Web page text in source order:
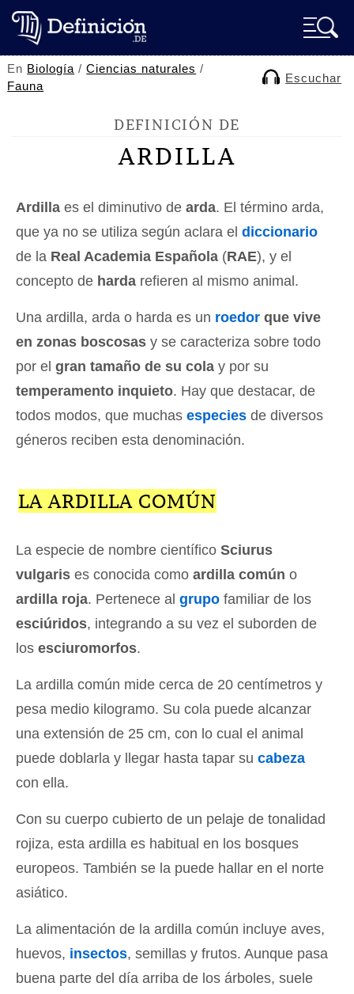
En Biología /Ciencias naturales /
Fauna
Escuchar
DEFINICIÓN DE
ARDILLA
Ardilla es el diminutivo de arda. El término arda,
que ya no se utiliza según aclara el diccionario
de la Real Academia Española (RAE), y el
concepto de harda refieren al mismo animal.
Una ardilla, arda o harda es un roedor que vive
en zonas boscosas y se caracteriza sobre todo
por el gran tamaño de su cola y por su
temperamento inquieto. Hay que destacar, de
todos modos, que muchas especies de diversos
géneros reciben esta denominación.
LA ARDILLA COMÚN
La especie de nombre científico Sciurus
vulgaris es conocida como ardilla común o
ardilla roja. Pertenece al grupo familiar de los
esciúridos, integrando a su vez el suborden de
los esciuromorfos.
La ardilla común mide cerca de 20 centímetros y
pesa medio kilogramo. Su cola puede alcanzar
una extensión de 25 cm, con lo cual el animal
puede doblarla y llegar hasta tapar su cabeza
con ella.
Con su cuerpo cubierto de un pelaje de tonalidad
rojiza, esta ardilla es habitual en los bosques
europeos. También se la puede hallar en el norte
asiático.
La alimentación de la ardilla común incluye aves,
huevos, insectos, semillas y frutos. Aunque pasa
buena parte del día arriba de los árboles, suele